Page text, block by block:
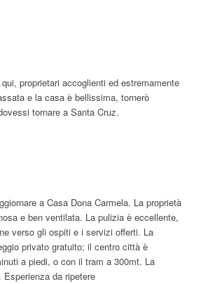
proprietari accoglienti ed estremamente
e la casa è bellissima, tornerò
tornare a Santa Cruz.
a Casa Dona Carmela. La proprietà
e ben ventilata. La pulizia è eccellente,
verso gli ospiti e i servizi offerti. La
privato gratuito; il centro città è
a piedi, o con il tram a 300mt. La
da ripetere